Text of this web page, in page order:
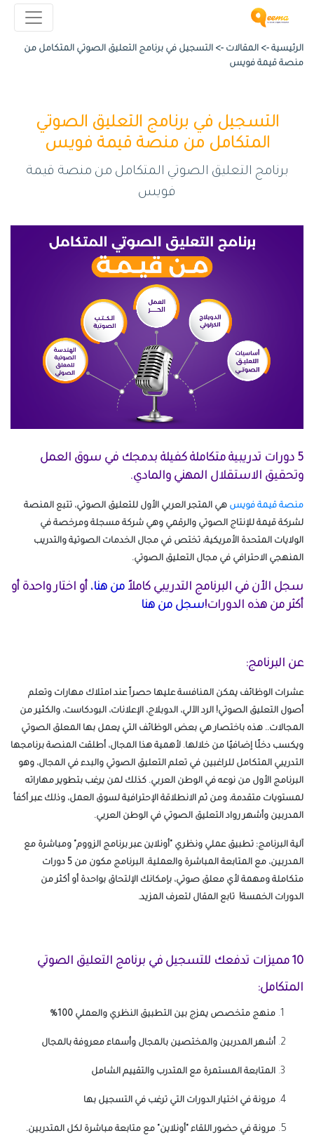
الرئيسية -> المقالات -> التسجيل في برنامج التعليق الصوتي المتكامل من
منصة قيمة فويس
التسجيل في برنامج التعليق الصوتي
المتكامل من منصة قيمة فويس
برنامج التعليق الصوتي المتكامل من منصة قيمة
فويس
5 دورات تدريبية متكاملة كفيلة بدمجك في سوق العمل
وتحقيق الاستقلال المهني والمادي.
منصة قيمة فويس هي المتجر العربي الأول للتعليق الصوتي، تتبع المنصة
لشركة قيمة للإنتاج الصوتي والرقمي وهي شركة مسجلة ومرخصة في
الولايات المتحدة الأمريكية، تختص في مجال الخدمات الصوتية والتدريب
المنهجي الاحترافي في مجال التعليق الصوتي.
سجل الأن في البرنامج التدريبي كاملاً من هنا، أو اختار واحدة أو
أكثر من هذه الدورات!سجل من هنا
عن البرنامج:
عشرات الوظائف يمكن المنافسة عليها حصراً عند امتلاك مهارات وتعلم
أصول التعليق الصوتي! الرد الآلي، الدوبلاج، الإعلانات، البودكاست، والكثير من
المجالات.. هذه باختصار هي بعض الوظائف التي يعمل بها المعلق الصوتي
ويكسب دخلًا إضافيًا من خلالها. لأهمية هذا المجال، أطلقت المنصة برنامجها
التدريبي المتكامل للراغبين في تعلم التعليق الصوتي والبدء في المجال، وهو
البرنامج الأول من نوعه في الوطن العربي. كذلك لمن يرغب بتطوير مهاراته
لمستويات متقدمة، ومن ثم الانطلاقة الإحترافية لسوق العمل، وذلك عبر أكفأ
المدربين وأشهر رواد التعليق الصوتي في الوطن العربي.
آلية البرنامج: تطبيق عملي ونظري "أونلاين عبر برنامج الزووم" ومباشرة مع
المدربين، مع المتابعة المباشرة والعملية.
البرنامج مكون من 5 دورات
متكاملة ومهمة لأي معلق صوتي، بإمكانك الإلتحاق بواحدة أو أكثر من
الدورات الخمسة! تابع المقال لتعرف المزيد.
10 مميزات تدفعك للتسجيل في برنامج التعليق الصوتي
المتكامل:
منهج متخصص يمزج بين التطبيق النظري والعملي 100%
أشهر المدربين والمختصين بالمجال وأسماء معروفة بالمجال
المتابعة المستمرة مع المتدرب والتقييم الشامل
مرونة في اختيار الدورات التي ترغب في التسجيل بها
مرونة في حضور اللقاء "أونلاين" مع متابعة مباشرة لكل المتدربين.